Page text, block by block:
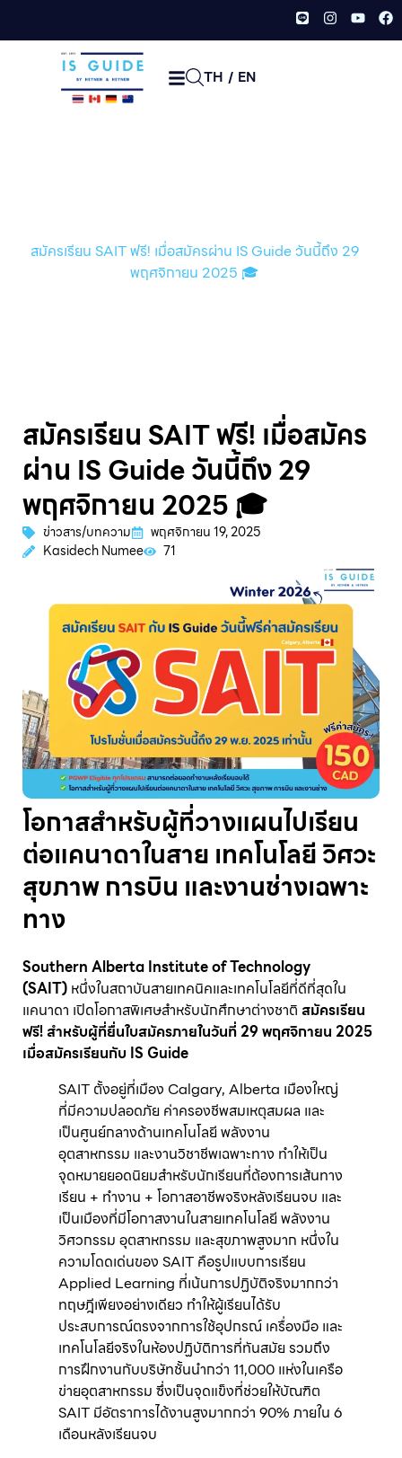
TH / EN
สมัครเรียน SAIT ฟรี! เมื่อสมัครผ่าน IS Guide วันนี้ถึง 29
พฤศจิกายน 2025 🎓
สมัครเรียน SAIT ฟรี! เมื่อสมัคร
ผ่าน IS Guide วันนี้ถึง 29
พฤศจิกายน 2025 🎓
ข่าวสาร/บทความ
พฤศจิกายน 19, 2025
Kasidech Numee
71
โอกาสสำหรับผู้ที่วางแผนไปเรียน
ต่อแคนาดาในสาย เทคโนโลยี วิศวะ
สุขภาพ การบิน และงานช่างเฉพาะ
ทาง
Southern Alberta Institute of Technology
(SAIT) หนึ่งในสถาบันสายเทคนิคและเทคโนโลยีที่ดีที่สุดใน
แคนาดา เปิดโอกาสพิเศษสำหรับนักศึกษาต่างชาติ สมัครเรียน
ฟรี! สำหรับผู้ที่ยื่นใบสมัครภายในวันที่ 29 พฤศจิกายน 2025
เมื่อสมัครเรียนกับ IS Guide
SAIT ตั้งอยู่ที่เมือง Calgary, Alberta เมืองใหญ่
ที่มีความปลอดภัย ค่าครองชีพสมเหตุสมผล และ
เป็นศูนย์กลางด้านเทคโนโลยี พลังงาน
อุตสาหกรรม และงานวิชาชีพเฉพาะทาง ทำให้เป็น
จุดหมายยอดนิยมสำหรับนักเรียนที่ต้องการเส้นทาง
เรียน + ทำงาน + โอกาสอาชีพจริงหลังเรียนจบ และ
เป็นเมืองที่มีโอกาสงานในสายเทคโนโลยี พลังงาน
วิศวกรรม อุตสาหกรรม และสุขภาพสูงมาก หนึ่งใน
ความโดดเด่นของ SAIT คือรูปแบบการเรียน
Applied Learning ที่เน้นการปฏิบัติจริงมากกว่า
ทฤษฎีเพียงอย่างเดียว ทำให้ผู้เรียนได้รับ
ประสบการณ์ตรงจากการใช้อุปกรณ์ เครื่องมือ และ
เทคโนโลยีจริงในห้องปฏิบัติการที่ทันสมัย รวมถึง
การฝึกงานกับบริษัทชั้นนำกว่า 11,000 แห่งในเครือ
ข่ายอุตสาหกรรม ซึ่งเป็นจุดแข็งที่ช่วยให้บัณฑิต
SAIT มีอัตราการได้งานสูงมากกว่า 90% ภายใน 6
เดือนหลังเรียนจบ